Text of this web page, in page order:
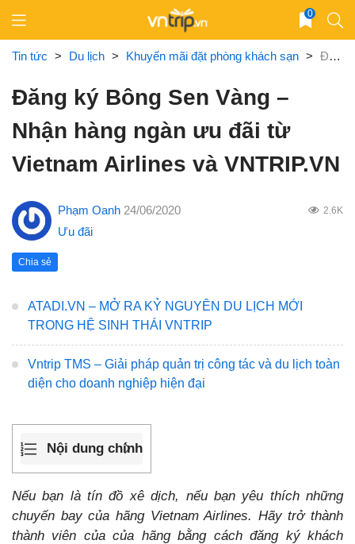
content
0
Tin tức > Du lịch > Khuyến mãi đặt phòng khách sạn > Đăng ký Bông Sen Vàng – Nhận hàng ngàn ưu đãi từ Vietnam Airlines và VNTRIP.VN
Đăng ký Bông Sen Vàng –
Nhận hàng ngàn ưu đãi từ
Vietnam Airlines và VNTRIP.VN
Phạm Oanh 24/06/2020 2.6K
Ưu đãi
Chia sẻ
ATADI.VN – MỞ RA KỶ NGUYÊN DU LỊCH MỚI
TRONG HỆ SINH THÁI VNTRIP
Vntrip TMS – Giải pháp quản trị công tác và du lịch toàn
diện cho doanh nghiệp hiện đại
Nội dung chính
Nếu bạn là tín đồ xê dịch, nếu bạn yêu thích những
chuyến bay của hãng Vietnam Airlines. Hãy trở thành
thành viên của của hãng bằng cách đăng ký khách